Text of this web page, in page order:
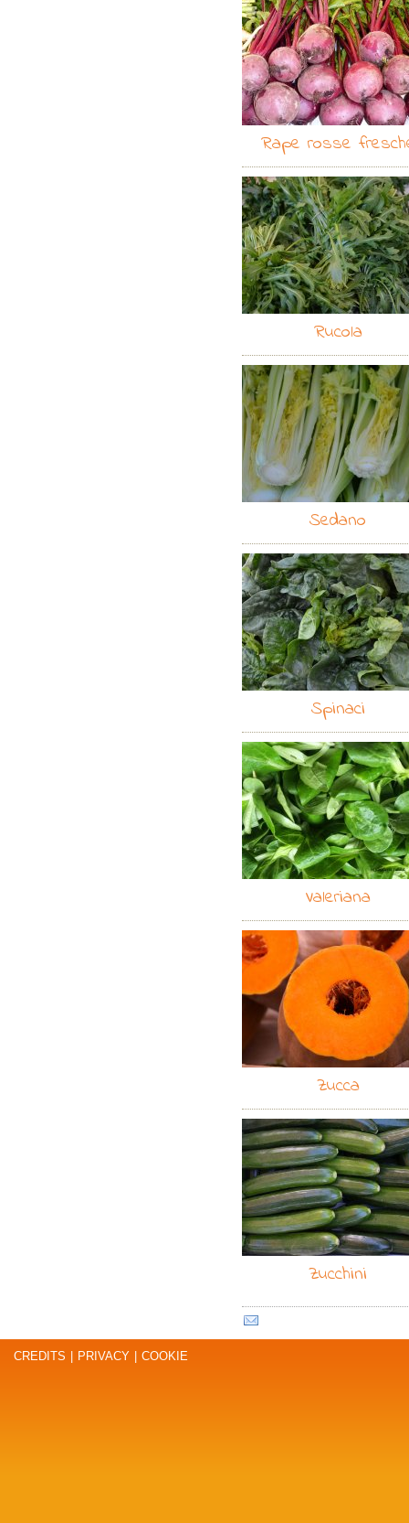
Rape rosse
Rucola
Sedano
Spinaci
Valeriana
Zucca
Zucchini
CREDITS PRIVACY COOKIE